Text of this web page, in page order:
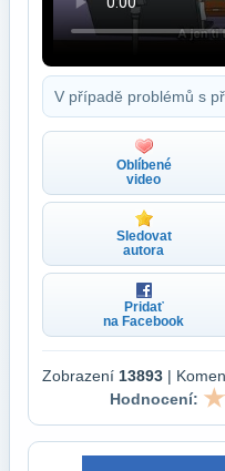
V případě problémů s
Oblíbené
video
Sledovat
autora
Pridať
na Facebook
Zobrazení 13893 |
Hodnocení: